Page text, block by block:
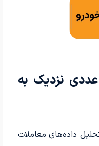
نزدیک به
داده‌های معاملات